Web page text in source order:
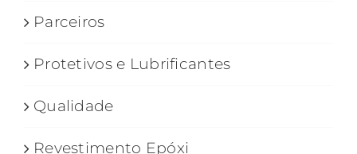
Parceiros
Protetivos e Lubrificantes
Qualidade
Revestimento Epóxi